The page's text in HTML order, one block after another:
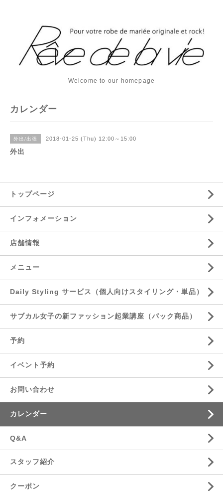
Welcome to our homepage
カレンダー
外出/出張 2018-01-25 (Thu) 12:00～15:00
外出
トップページ
インフォメーション
店舗情報
メニュー
Daily Styling サービス（個人向けスタイリング・単品）
サブカル女子の新ファッション起業講座（パック商品）
予約
イベント予約
お問い合わせ
カレンダー
Q&A
スタッフ紹介
クーポン